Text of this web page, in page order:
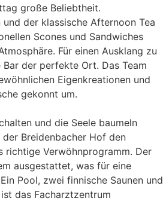
große Beliebtheit.
und der klassische Afternoon Tea
Scones und Sandwiches
Für einen Ausklang zu
der perfekte Ort. Das Team
Eigenkreationen und
gekonnt um.
und die Seele baumeln
Breidenbacher Hof den
richtige Verwöhnprogramm. Der
ausgestattet, was für eine
Pool, zwei finnische Saunen und
das Facharztzentrum